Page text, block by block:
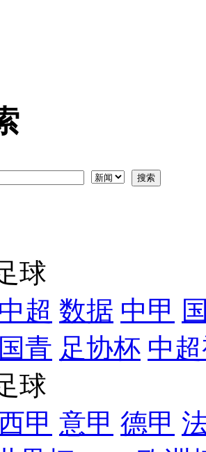
球
中超 数据 中甲
国青 足协杯 中
球
甲 意甲 德甲